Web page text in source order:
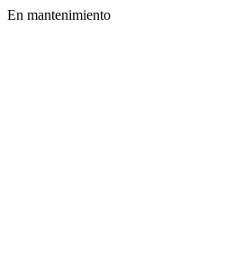
En mantenimiento